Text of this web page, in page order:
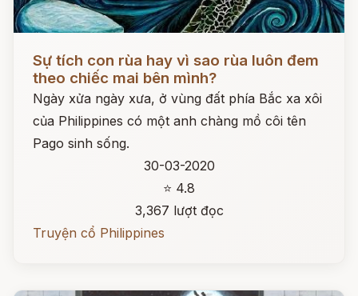
Sự tích con rùa hay vì sao rùa luôn đem
theo chiếc mai bên mình?
Ngày xửa ngày xưa, ở vùng đất phía Bắc xa xôi
của Philippines có một anh chàng mồ côi tên
Pago sinh sống.
30-03-2020
⭐ 4.8
3,367 lượt đọc
Truyện cổ Philippines